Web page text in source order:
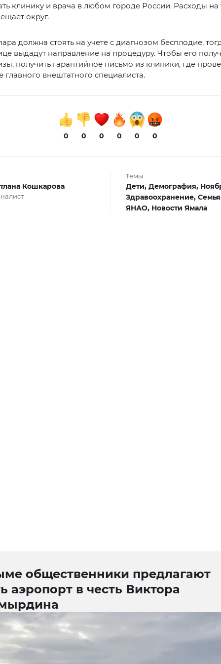
клинику и врача в любом городе России. Расходы на
округ.
должна стоять на учете с диагнозом бесплодие,
выдадут направление на процедуру. Чтобы его
получить гарантийное письмо из клиники, где
главного внештатного специалиста.
0 0 0 0 0 0
Кошкарова
Темы
Дети, Демография,
Здравоохранение,
ЯНАО, Новости Ямала
общественники предлагают
аэропорт в честь Виктора